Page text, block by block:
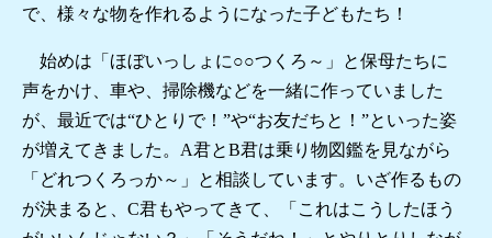
で、様々な物を作れるようになった子どもたち！
始めは「ほぼいっしょに○○つくろ～」と保母たちに
声をかけ、車や、掃除機などを一緒に作っていました
が、最近では“ひとりで！”や“お友だちと！”といった姿
が増えてきました。A君とB君は乗り物図鑑を見ながら
「どれつくろっか～」と相談しています。いざ作るもの
が決まると、C君もやってきて、「これはこうしたほう